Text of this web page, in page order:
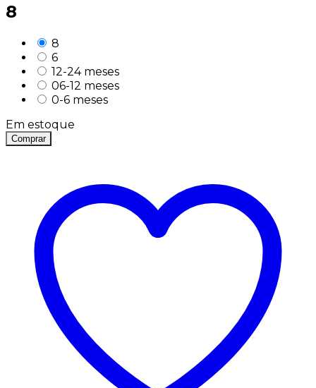
8
8
6
12-24 meses
06-12 meses
0-6 meses
Em estoque
Comprar